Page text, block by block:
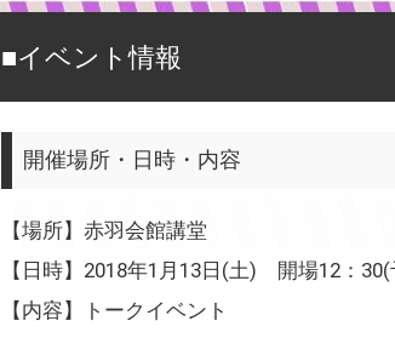
■イベント情報
開催場所・日時・内容
【場所】赤羽会館講堂
【日時】2018年1月13日(土) 開場12：30(
【内容】トークイベント